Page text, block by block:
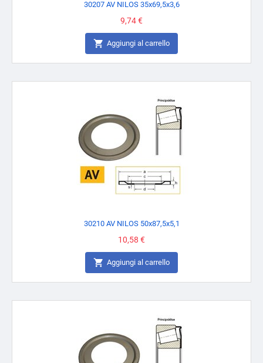
30207 AV NILOS 35x69,5x3,6
Prezzo
9,74 €
 Aggiungi al carrello
30210 AV NILOS 50x87,5x5,1
Prezzo
10,58 €
 Aggiungi al carrello